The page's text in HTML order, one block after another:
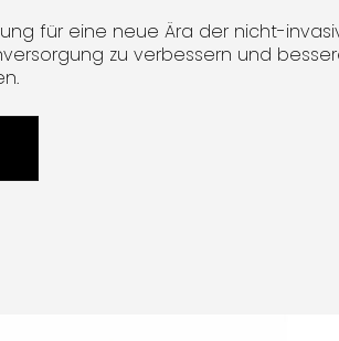
für eine neue Ära der nicht-
zu verbessern und